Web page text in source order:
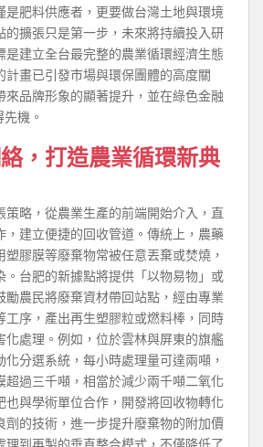
是肥料供應者，更要做台灣土地與環境
的擴張只是第一步，未來將持續投入研
是建立全台最完整的農業循環經濟生態
計畫已引發市場與環保團體的高度關
來品牌形象的顯著提升，並在綠色金融
機。
，打造農業循環新典
策略，從農業生產的前端開始介入，直
，建立便捷的回收管道。傳統上，農藥
塑膠膜等廢棄物常被任意丟棄或焚燒，
。台肥的新據點將提供「以物易物」或
勵農民將廢棄資材帶回站點，經由專業
工序，產出再生塑膠粒或燃料棒，同時
化處理。例如，位於雲林與屏東的旗艦
分選系統，每小時處理量可達兩噸，
超過三千噸，相當於減少兩千噸二氧化
也與學術單位合作，開發將回收物轉化
劑的技術，進一步提升廢棄物的附加價